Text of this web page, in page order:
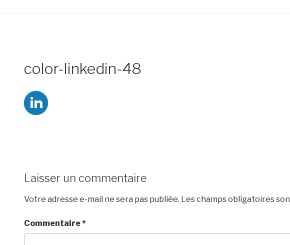
color-linkedin-48
Laisser un commentaire
Votre adresse e-mail ne sera pas publiée. Les champs obligatoires
Commentaire*